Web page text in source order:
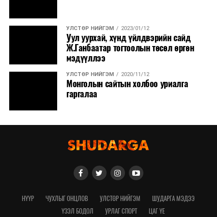
УЛСТӨР НИЙГЭМ 2023/01/12
Уул уурхай, хүнд үйлдвэрийн сайд
Ж.Ганбаатар тогтоолын төсөл өргөн
мэдүүллээ
УЛСТӨР НИЙГЭМ 2020/11/12
Монголын сайтын холбоо уриалга
гаргалаа
НҮҮР ЧУХЛЫГ ОНЦЛОВ УЛСТӨР НИЙГЭМ
ШУДАРГА МЭДЭЭ
ҮЗЭЛ БОДОЛ
УРЛАГ СПОРТ ЦАГ ҮЕ